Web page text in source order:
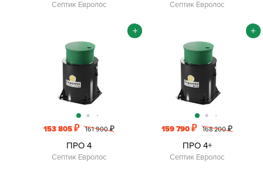
Септик Евролос Септик Евролос
153 805₽ 161 900₽
ПРО 4
Септик Евролос
+
159 790₽ 168 200₽
ПРО 4+
Септик Евролос
+